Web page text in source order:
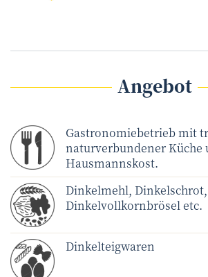
Angebot
Gastronomiebetrieb mit
naturverbundener Küche
Hausmannskost.
Dinkelmehl,
Dinkelvollkornbrösel etc.
Dinkelteigwaren